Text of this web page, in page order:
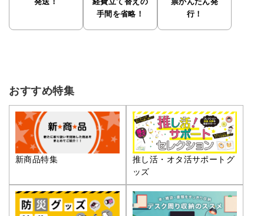
手間を省略！
行！
おすすめ特集
新商品特集
推し活・オタ活サポートグ
ッズ